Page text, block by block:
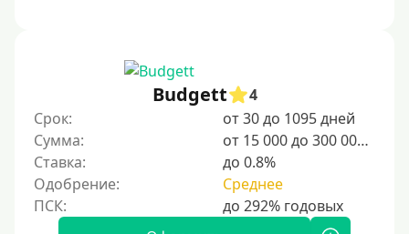
Budgett
4
Срок:
от 30 до 1095 дней
Сумма:
от 15 000 до 300 000 ₽
Ставка:
до 0.8%
Одобрение:
Среднее